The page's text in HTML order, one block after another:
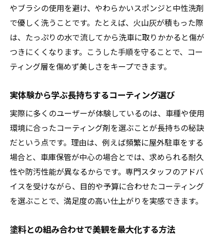
やブラシの使用を避け、やわらかいスポンジと中性洗剤
で優しく洗うことです。たとえば、火山灰が積もった際
は、たっぷりの水で流してから洗車に取りかかると傷が
つきにくくなります。こうした手順を守ることで、コー
ティング層を傷めず美しさをキープできます。
実体験から学ぶ長持ちするコーティング選び
実際に多くのユーザーが体験しているのは、車種や使用
環境に合ったコーティング剤を選ぶことが長持ちの秘訣
だという点です。理由は、例えば頻繁に屋外駐車をする
場合と、車庫保管が中心の場合とでは、求められる耐久
性や防汚性能が異なるからです。専門スタッフのアドバ
イスを受けながら、目的や予算に合わせたコーティング
を選ぶことで、満足度の高い仕上がりを実感できます。
塗料との組み合わせで美観を最大化する方法